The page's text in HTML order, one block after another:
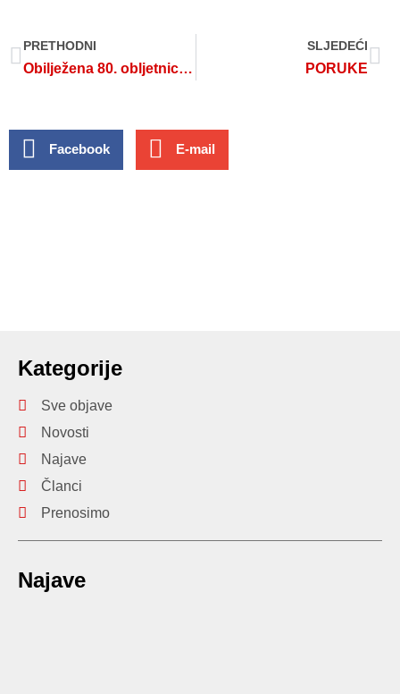
PRETHODNI
Obilježena 80. obljetnica formiranja Kalničkog partizanskog odreda
SLJEDEĆI
PORUKE
Facebook E-mail
Kategorije
Sve objave
Novosti
Najave
Članci
Prenosimo
Najave